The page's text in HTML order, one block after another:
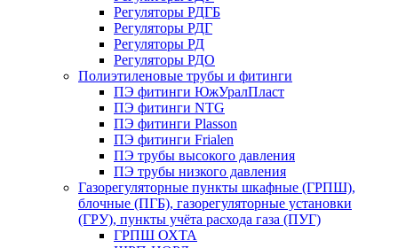
Регуляторы РДГБ
Регуляторы РДГ
Регуляторы РД
Регуляторы РДО
Полиэтиленовые трубы и фитинги
ПЭ фитинги ЮжУралПласт
ПЭ фитинги NTG
ПЭ фитинги Plasson
ПЭ фитинги Frialen
ПЭ трубы высокого давления
ПЭ трубы низкого давления
Газорегуляторные пункты шкафные (ГРПШ),
блочные (ПГБ), газорегуляторные установки
(ГРУ), пункты учёта расхода газа (ПУГ)
ГРПШ ОХТА